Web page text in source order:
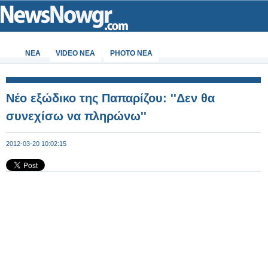
ΝΕΑ VIDEO NEA PHOTO NEA
Νέο εξώδικο της Παπαρίζου: ''Δεν θα
συνεχίσω να πληρώνω''
2012-03-20 10:02:15